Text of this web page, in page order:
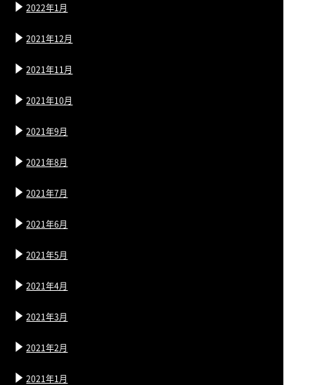
2022年1月
2021年12月
2021年11月
2021年10月
2021年9月
2021年8月
2021年7月
2021年6月
2021年5月
2021年4月
2021年3月
2021年2月
2021年1月